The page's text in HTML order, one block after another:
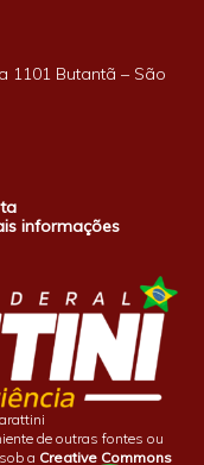
1101 Butantã – São
informações
de outras fontes ou
a Creative Commons